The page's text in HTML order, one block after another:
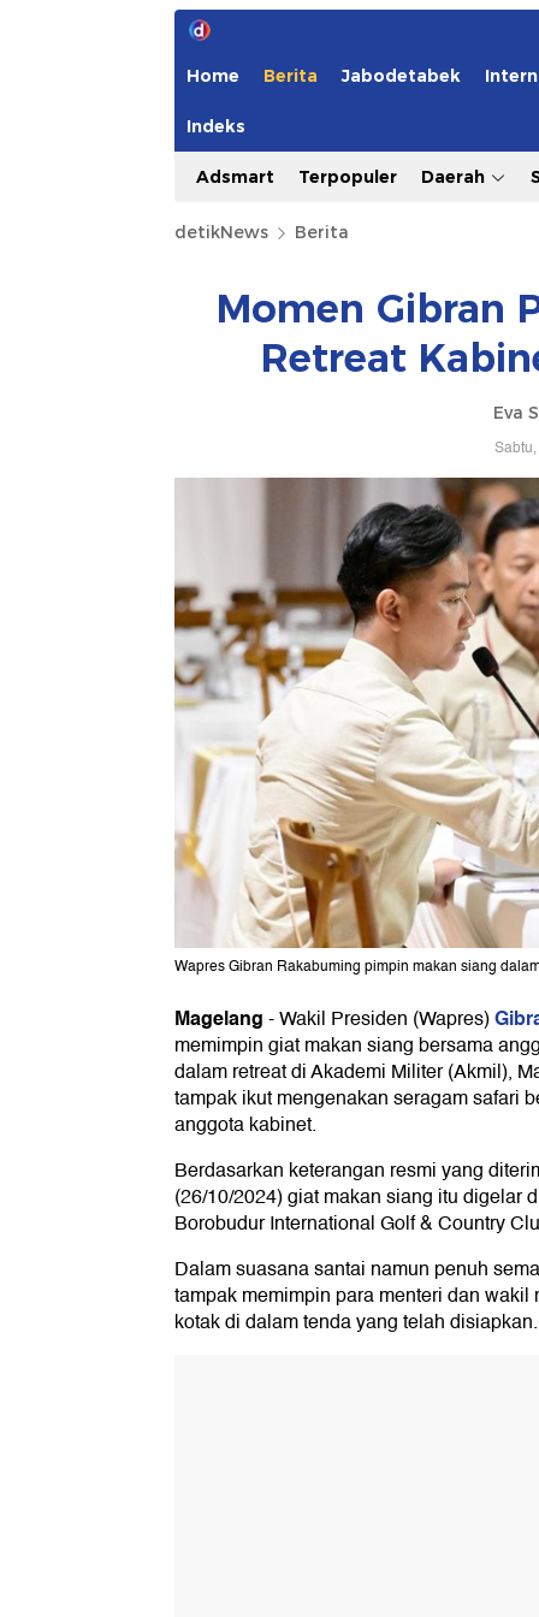
Home Berita Jabodetabek
Indeks
Adsmart Terpopuler Daerah
detikNews Berita
Momen Gibran
Retreat
Eva
Wapres Gibran Rakabuming pimpin makan siang
Magelang-Wakil Presiden (Wapres)
memimpin giat makan siang bersama
dalam retreat di Akademi Militer (Akmil),
tampak ikut mengenakan seragam safari
anggota kabinet.
Berdasarkan keterangan resmi yang
(26/10/2024) giat makan siang itu digelar
Borobudur International Golf & Country
Dalam suasana santai namun penuh
tampak memimpin para menteri dan
kotak di dalam tenda yang telah disiapkan.